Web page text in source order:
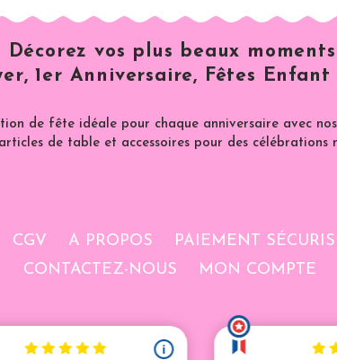
Décorez vos plus beaux
1er Anniversaire, Fêtes
de fête idéale pour chaque anniversaire avec
de table et accessoires pour des célébrations
CGV A PROPOS PAIEMENT
CONTACTEZ-NOUS
MON COMPTE